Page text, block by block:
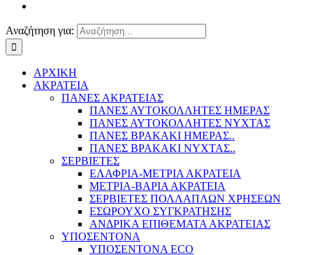
Αναζήτηση για:
ΑΡΧΙΚΗ
ΑΚΡΑΤΕΙΑ
ΠΑΝΕΣ ΑΚΡΑΤΕΙΑΣ
ΠΑΝΕΣ ΑΥΤΟΚΟΛΛΗΤΕΣ ΗΜΕΡΑΣ
ΠΑΝΕΣ ΑΥΤΟΚΟΛΛΗΤΕΣ ΝΥΧΤΑΣ
ΠΑΝΕΣ ΒΡΑΚΑΚΙ ΗΜΕΡΑΣ..
ΠΑΝΕΣ ΒΡΑΚΑΚΙ ΝΥΧΤΑΣ..
ΣΕΡΒΙΕΤΕΣ
ΕΛΑΦΡΙΑ-ΜΕΤΡΙΑ ΑΚΡΑΤΕΙΑ
ΜΕΤΡΙΑ-ΒΑΡΙΑ ΑΚΡΑΤΕΙΑ
ΣΕΡΒΙΕΤΕΣ ΠΟΛΛΑΠΛΩΝ ΧΡΗΣΕΩΝ
ΕΣΩΡΟΥΧΟ ΣΥΓΚΡΑΤΗΣΗΣ
ΑΝΔΡΙΚΑ ΕΠΙΘΕΜΑΤΑ ΑΚΡΑΤΕΙΑΣ
ΥΠΟΣΕΝΤΟΝΑ
ΥΠΟΣΕΝΤΟΝΑ ECO